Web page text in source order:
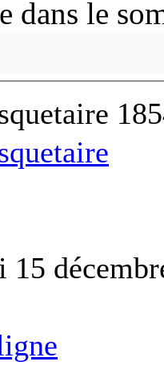
dans le
15